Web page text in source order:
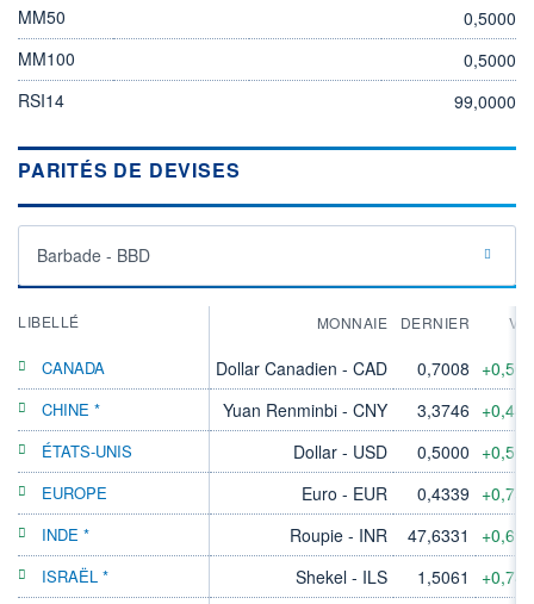
MM50
0,5000
MM100
0,5000
RSI14
99,0000
PARITÉS DE DEVISES
Barbade - BBD
LIBELLÉ MONNAIE DERNIER
CANADA Dollar Canadien - CAD 0,7008
CHINE * Yuan Renminbi - CNY 3,3746
ÉTATS-UNIS Dollar - USD 0,5000
EUROPE Euro - EUR 0,4339
INDE * Roupie - INR 47,6331
ISRAËL * Shekel - ILS 1,5061